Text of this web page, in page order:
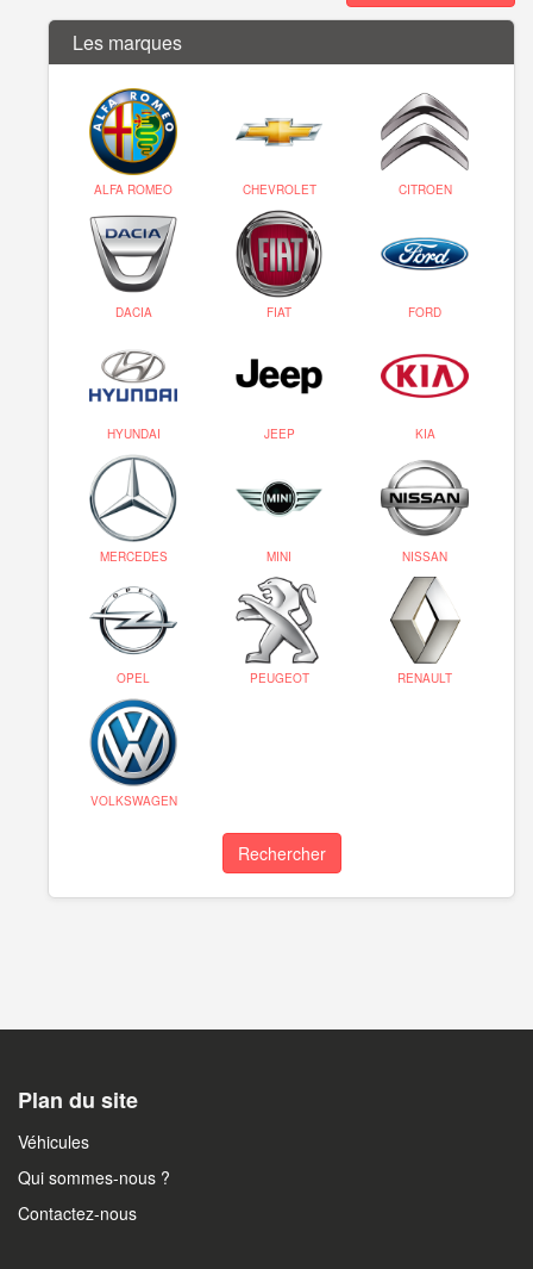
Les marques
ALFA ROMEO CHEVROLET CITROEN
DACIA FIAT FORD
HYUNDAI JEEP KIA
MERCEDES MINI NISSAN
OPEL PEUGEOT RENAULT
VOLKSWAGEN
Rechercher
Plan du site
Véhicules
Qui sommes-nous ?
Contactez-nous